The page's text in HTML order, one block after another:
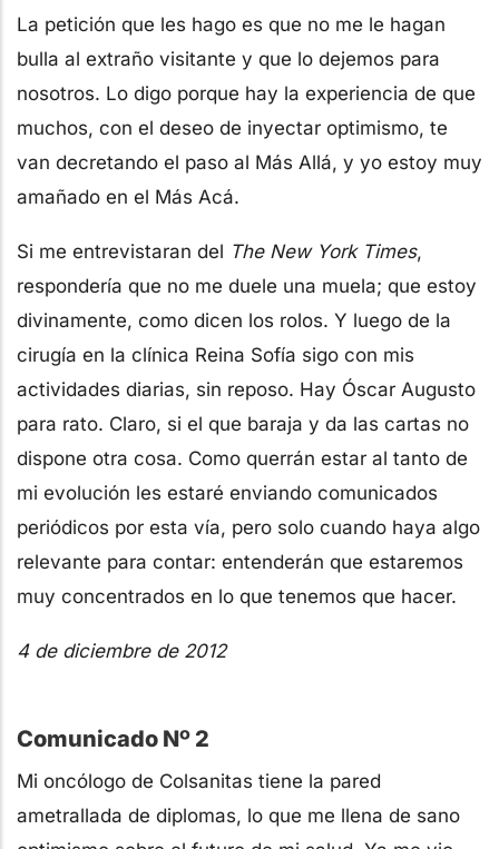
La petición que les hago es que no me le hagan
bulla al extraño visitante y que lo dejemos para
nosotros. Lo digo porque hay la experiencia de que
muchos, con el deseo de inyectar optimismo, te
van decretando el paso al Más Allá, y yo estoy muy
amañado en el Más Acá.
Si me entrevistaran del The New York Times,
respondería que no me duele una muela; que estoy
divinamente, como dicen los rolos. Y luego de la
cirugía en la clínica Reina Sofía sigo con mis
actividades diarias, sin reposo. Hay Óscar Augusto
para rato. Claro, si el que baraja y da las cartas no
dispone otra cosa. Como querrán estar al tanto de
mi evolución les estaré enviando comunicados
periódicos por esta vía, pero solo cuando haya algo
relevante para contar: entenderán que estaremos
muy concentrados en lo que tenemos que hacer.
4 de diciembre de 2012
Comunicado Nº 2
Mi oncólogo de Colsanitas tiene la pared
ametrallada de diplomas, lo que me llena de sano